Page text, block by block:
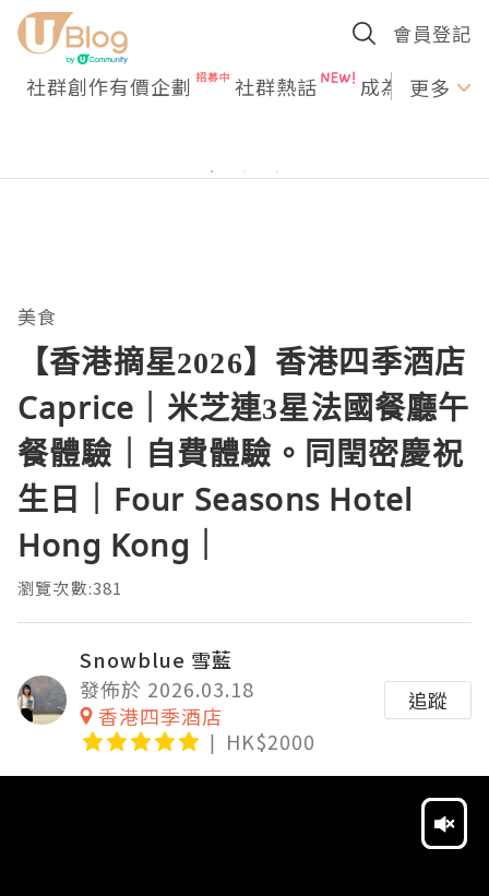
會員登記
社群創作有價企劃 社群熱話 成為U更多
美食
【香港摘星2026】香港四季酒店
Caprice｜米芝連3星法國餐廳午
餐體驗｜自費體驗。同閏密慶祝
生日｜Four Seasons Hotel
Hong Kong｜
瀏覽次數:381
Snowblue 雪藍
發佈於 2026.03.18
香港四季酒店
HK$2000
追蹤